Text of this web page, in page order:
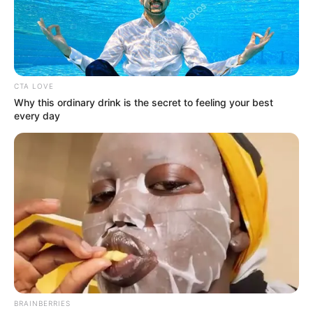
17 Rare Churches Underground That Still Exist
From Baddies To Sweethearts: 9 Actresses That
Can Do It All!